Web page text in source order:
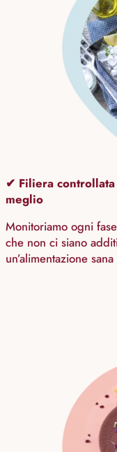
✔ Filiera
meglio
Monitoriamo ogni
che non ci siano
un’alimentazione